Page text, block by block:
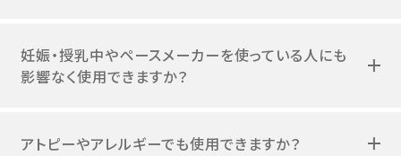
妊娠・授乳中やペースメーカーを使っている人にも
影響なく使用できますか？
アトピーやアレルギーでも使用できますか？